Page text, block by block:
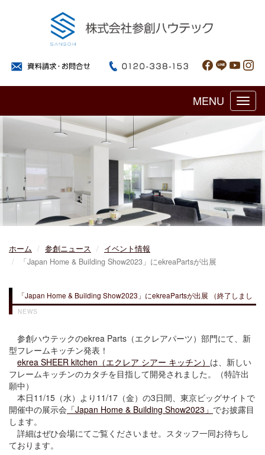
MENU
ホーム 参創ニュース
イベント情報
「Japan Home & Building Show2023」にekreaPartsが出展
「Japan Home & Building Show2023」にekreaPartsが出展 （終了しまし
た）
NEWS
参創ハウテックのekrea Parts（エクレアパーツ）部門にて、新
型フレームキッチン発表！
ekrea SHEER kitchen（エクレア シアー キッチン） は、新しい
フレームキッチンのカタチを目指して開発されました。（特許出
願中）
本日11/15（水）より11/17（金）の3日間、東京ビッグサイトで
開催中の展示会 「Japan Home & Building Show2023」 でお披露目
します。
詳細はぜひ会場にてご覧くださいませ。スタッフ一同お待ちし
ております。